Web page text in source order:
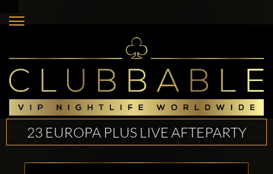
23 EUROPA PLUS LIVE AFTEPARTY